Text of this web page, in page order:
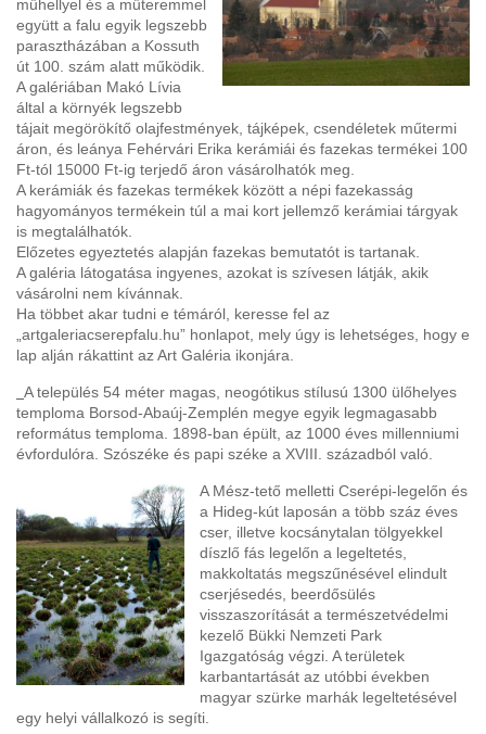
műhellyel és a műteremmel
együtt a falu egyik legszebb
parasztházában a Kossuth
út 100. szám alatt működik.
A galériában Makó Lívia
által a környék legszebb
tájait megörökítő olajfestmények, tájképek, csendéletek műtermi
áron, és leánya Fehérvári Erika kerámiái és fazekas termékei 100
Ft-tól 15000 Ft-ig terjedő áron vásárolhatók meg.
A kerámiák és fazekas termékek között a népi fazekasság
hagyományos termékein túl a mai kort jellemző kerámiai tárgyak
is megtalálhatók.
Előzetes egyeztetés alapján fazekas bemutatót is tartanak.
A galéria látogatása ingyenes, azokat is szívesen látják, akik
vásárolni nem kívánnak.
Ha többet akar tudni e témáról, keresse fel az
„artgaleriacserepfalu.hu” honlapot, mely úgy is lehetséges, hogy e
lap alján rákattint az Art Galéria ikonjára.
A település 54 méter magas, neogótikus stílusú 1300 ülőhelyes
temploma Borsod-Abaúj-Zemplén megye egyik legmagasabb
református temploma. 1898-ban épült, az 1000 éves millenniumi
évfordulóra. Szószéke és papi széke a XVIII. századból való.
A Mész-tető melletti Cserépi-legelőn és
a Hideg-kút laposán a több száz éves
cser, illetve kocsánytalan tölgyekkel
díszlő fás legelőn a legeltetés,
makkoltatás megszűnésével elindult
cserjésedés, beerdősülés
visszaszorítását a természetvédelmi
kezelő Bükki Nemzeti Park
Igazgatóság végzi. A területek
karbantartását az utóbbi években
magyar szürke marhák legeltetésével
egy helyi vállalkozó is segíti.